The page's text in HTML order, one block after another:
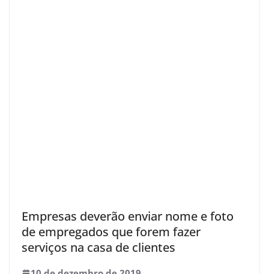
Empresas deverão enviar nome e foto
de empregados que forem fazer
serviços na casa de clientes